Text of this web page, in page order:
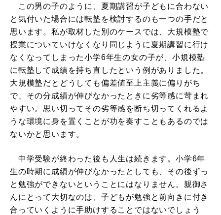
この男の子のように、夏期講習が子どもに合わない
と気付いた場合には転塾を検討するのも一つの手だと
思います。私が取材した別のケースでは、大規模塾で
授業についていけなくなり同じように夏期講習に行け
なくなってしまった小学6年生の女の子が、小規模塾
に転塾して成績を持ち直したという例がありました。
大規模塾だとどうしても偏差値至上主義に偏りがち
で、その分成績が伸びなかったときに劣等感に苛まれ
やすい。思い切ってその劣等感を断ち切ってくれるよ
うな環境に身を置くことが功を奏すこともあるのでは
ないかと思います。
中学受験が終わった後も人生は続きます。小学6年
生の時期に成績が伸びなかったとしても、その後ずっ
と勉強ができないということにはなりません。親御さ
んにとって大切なのは、子どもが勉強と前向きに付き
合っていくように手助けすることではないでしょう